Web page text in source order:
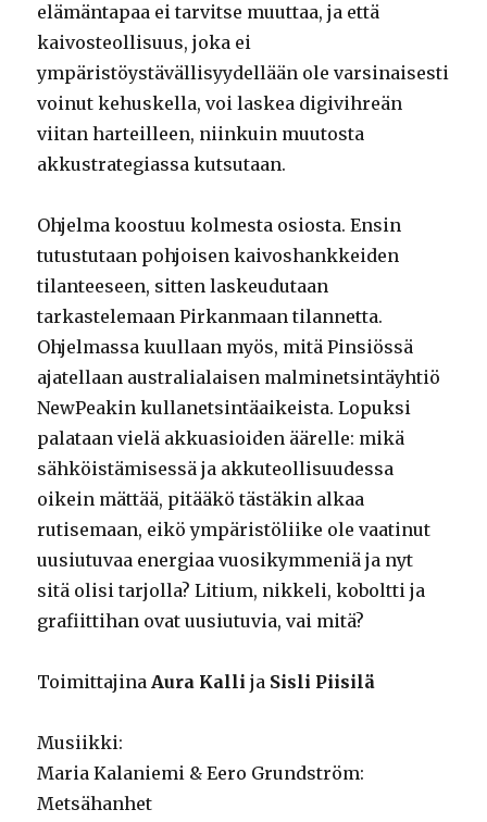
elämäntapaa ei tarvitse muuttaa, ja että
kaivosteollisuus, joka ei
ympäristöystävällisyydellään ole varsinaisesti
voinut kehuskella, voi laskea digivihreän
viitan harteilleen, niinkuin muutosta
akkustrategiassa kutsutaan.
Ohjelma koostuu kolmesta osiosta. Ensin
tutustutaan pohjoisen kaivoshankkeiden
tilanteeseen, sitten laskeudutaan
tarkastelemaan Pirkanmaan tilannetta.
Ohjelmassa kuullaan myös, mitä Pinsiössä
ajatellaan australialaisen malminetsintäyhtiö
NewPeakin kullanetsintäaikeista. Lopuksi
palataan vielä akkuasioiden äärelle: mikä
sähköistämisessä ja akkuteollisuudessa
oikein mättää, pitääkö tästäkin alkaa
rutisemaan, eikö ympäristöliike ole vaatinut
uusiutuvaa energiaa vuosikymmeniä ja nyt
sitä olisi tarjolla? Litium, nikkeli, koboltti ja
grafiittihan ovat uusiutuvia, vai mitä?
ToimittajinaAura Kalli ja Sisli Piisilä
Musiikki:
Maria Kalaniemi & Eero Grundström:
Metsähanhet